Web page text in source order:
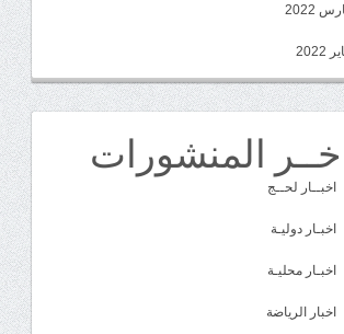
2022
2022
المنشورات
اخبــار لحــج
اخبـار دوليـة
اخبـار محليـة
اخبار الرياضة